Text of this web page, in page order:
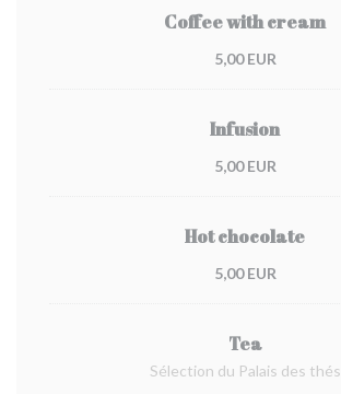
Coffee with cream
5,00 EUR
Infusion
5,00 EUR
Hot chocolate
5,00 EUR
Tea
Sélection du Palais des thés